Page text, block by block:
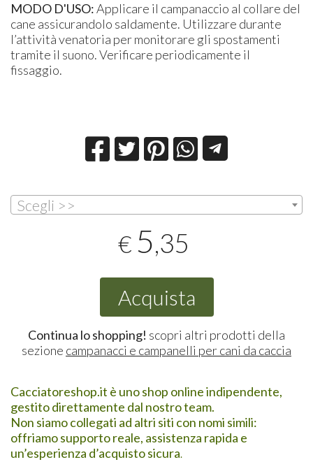
MODO D'USO:Applicare il campanaccio al collare del
cane assicurandolo saldamente. Utilizzare durante
l’attività venatoria per monitorare gli spostamenti
tramite il suono. Verificare periodicamente il
fissaggio.
Scegli >>
€ 5,35
Acquista
Continua lo shopping! scopri altri prodotti della
sezione campanacci e campanelli per cani da caccia
Cacciatoreshop.it è uno shop online indipendente,
gestito direttamente dal nostro team.
Non siamo collegati ad altri siti con nomi simili:
offriamo supporto reale, assistenza rapida e
un’esperienza d’acquisto sicura.